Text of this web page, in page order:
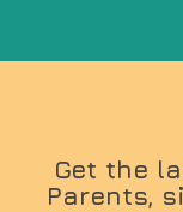
Get the
Parents,